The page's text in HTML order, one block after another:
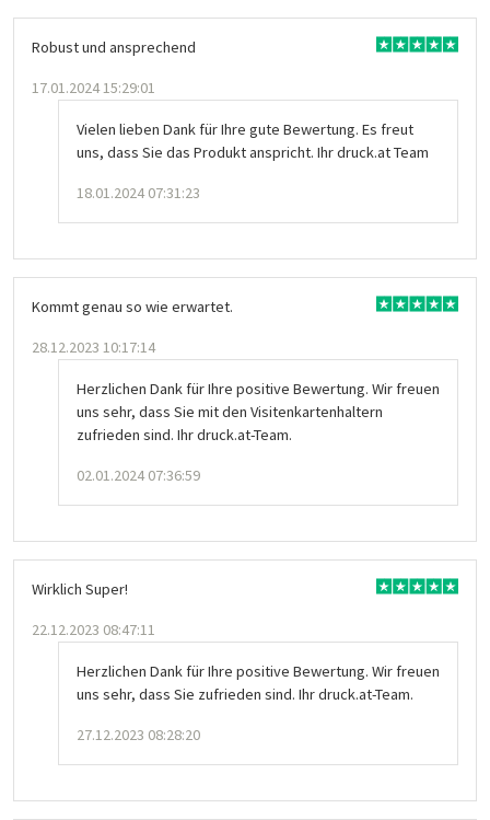
Robust und ansprechend
17.01.2024 15:29:01
Vielen lieben Dank für Ihre gute Bewertung. Es freut
uns, dass Sie das Produkt anspricht. Ihr druck.at Team
18.01.2024 07:31:23
Kommt genau so wie erwartet.
28.12.2023 10:17:14
Herzlichen Dank für Ihre positive Bewertung. Wir freuen
uns sehr, dass Sie mit den Visitenkartenhaltern
zufrieden sind. Ihr druck.at-Team.
02.01.2024 07:36:59
Wirklich Super!
22.12.2023 08:47:11
Herzlichen Dank für Ihre positive Bewertung. Wir freuen
uns sehr, dass Sie zufrieden sind. Ihr druck.at-Team.
27.12.2023 08:28:20